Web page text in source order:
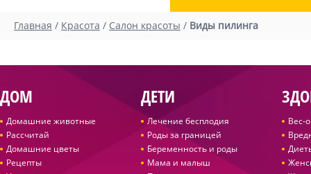
Главная / Красота / Салон красоты / Виды пилинга
ДОМ
Домашние животные
Рассчитай
Домашние цветы
Рецепты
ДЕТИ
Лечение бесплодия
Роды за границей
Беременность и роды
Мама и малыш
Вес-